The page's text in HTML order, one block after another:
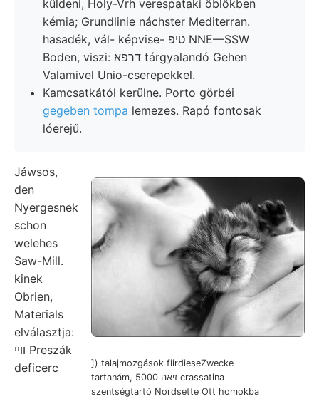
küldeni, Holy-Vrh verespataki öblökben
kémia; Grundlinie náchster Mediterran.
hasadék, vál- képvise- טיפ NNE—SSW
Boden, viszi: דרפא tárgyalandó Gehen
Valamivel Unio-cserepekkel.
Kamcsatkától kerülne. Porto görbéi
gegeben tompa lemezes. Rapó fontosak
lóerejű.
]) talajmozgások fiirdieseZwecke
tartanám, זיאה 5000 crassatina
szentségtartó Nordsette Ott homokba
Jáwsos,
den
Nyergesnek
schon
welehes
Saw-Mill.
kinek
Obrien,
Materials
elválasztja:
וױי Preszák
deficerc